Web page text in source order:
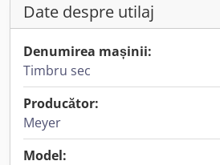
Date despre utilaj
Denumirea mașinii:
Timbru sec
Producător:
Meyer
Model: